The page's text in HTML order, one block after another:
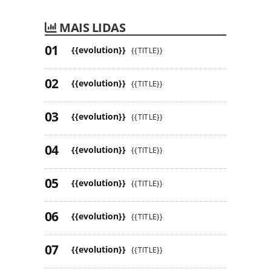
MAIS LIDAS
{{evolution}} {{TITLE}}
{{evolution}} {{TITLE}}
{{evolution}} {{TITLE}}
{{evolution}} {{TITLE}}
{{evolution}} {{TITLE}}
{{evolution}} {{TITLE}}
{{evolution}} {{TITLE}}